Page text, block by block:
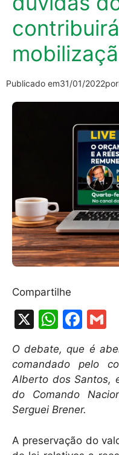
Publicado em31/01/2022por
Compartilhe
X
W
at
s
A
p
p
F
c
e
b
o
o
m
l
O debate, que é
comandado pelo
Alberto dos Santos,
do Comando
Serguei Brener.
A preservação do